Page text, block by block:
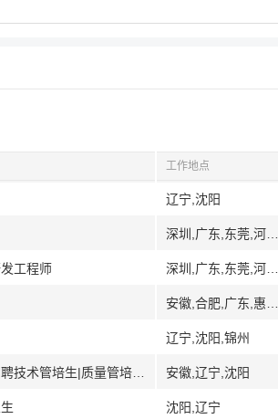
工作地点
辽宁,沈阳
工程师
辽宁,沈阳,锦州
安徽,辽宁,沈阳
沈阳,辽宁